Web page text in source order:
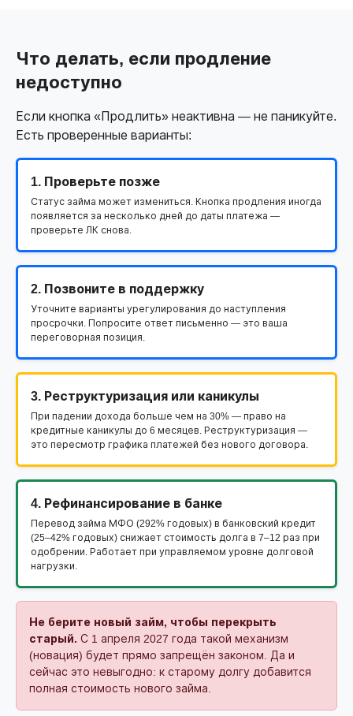
Что делать, если продление
недоступно
Если кнопка «Продлить» неактивна — не паникуйте.
Есть проверенные варианты:
1. Проверьте позже
Статус займа может измениться. Кнопка продления иногда
появляется за несколько дней до даты платежа —
проверьте ЛК снова.
2. Позвоните в поддержку
Уточните варианты урегулирования до наступления
просрочки. Попросите ответ письменно — это ваша
переговорная позиция.
3. Реструктуризация или каникулы
При падении дохода больше чем на 30% — право на
кредитные каникулы до 6 месяцев. Реструктуризация —
это пересмотр графика платежей без нового договора.
4. Рефинансирование в банке
Перевод займа МФО (292% годовых) в банковский кредит
(25–42% годовых) снижает стоимость долга в 7–12 раз при
одобрении. Работает при управляемом уровне долговой
нагрузки.
Не берите новый займ, чтобы перекрыть
старый. С 1 апреля 2027 года такой механизм
(новация) будет прямо запрещён законом. Да и
сейчас это невыгодно: к старому долгу добавится
полная стоимость нового займа.